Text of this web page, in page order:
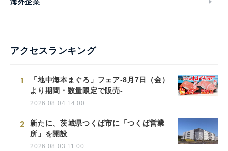
アクセスランキング
1
「地中海本まぐろ」フェア-8月7日（金）
より期間・数量限定で販売-
2026.08.04 14:00
2
新たに、茨城県つくば市に「つくば営業
所」を開設
2026.08.03 11:00